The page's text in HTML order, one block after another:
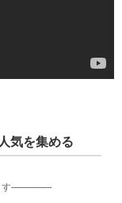
気を集める
-----------------